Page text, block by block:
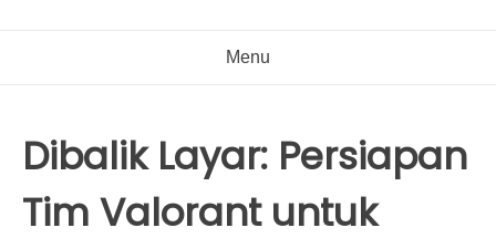
Menu
Dibalik Layar: Persiapan
Tim Valorant untuk